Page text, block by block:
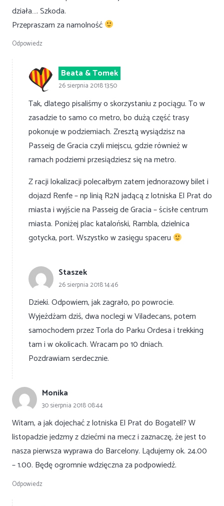
działa…. Szkoda.
Przepraszam za namolność
Odpowiedz
Beata & Tomek
26 sierpnia 2018 13:50
Tak, dlatego pisaliśmy o skorzystaniu z pociągu. To w
zasadzie to samo co metro, bo dużą część trasy
pokonuje w podziemiach. Zresztą wysiądzisz na
Passeig de Gracia czyli miejscu, gdzie również w
ramach podziemi przesiądziesz się na metro.
Z racji lokalizacji polecałbym zatem jednorazowy bilet i
dojazd Renfe – np linią R2N jadącą z lotniska El Prat do
miasta i wyjście na Passeig de Gracia – ścisłe centrum
miasta. Poniżej plac kataloński, Rambla, dzielnica
gotycka, port. Wszystko w zasięgu spaceru
Staszek
26 sierpnia 2018 14:46
Dzieki. Odpowiem, jak zagrało, po powrocie.
Wyjeżdżam dziś, dwa noclegi w Viladecans, potem
samochodem przez Torla do Parku Ordesa i trekking
tam i w okolicach. Wracam po 10 dniach.
Pozdrawiam serdecznie.
Monika
30 sierpnia 2018 08:44
Witam, a jak dojechać z lotniska El Prat do Bogatell? W
listopadzie jedzmy z dziećmi na mecz i zaznaczę, że jest to
nasza pierwsza wyprawa do Barcelony. Lądujemy ok. 24.00
– 1.00. Będę ogromnie wdzięczna za podpowiedź.
Odpowiedz